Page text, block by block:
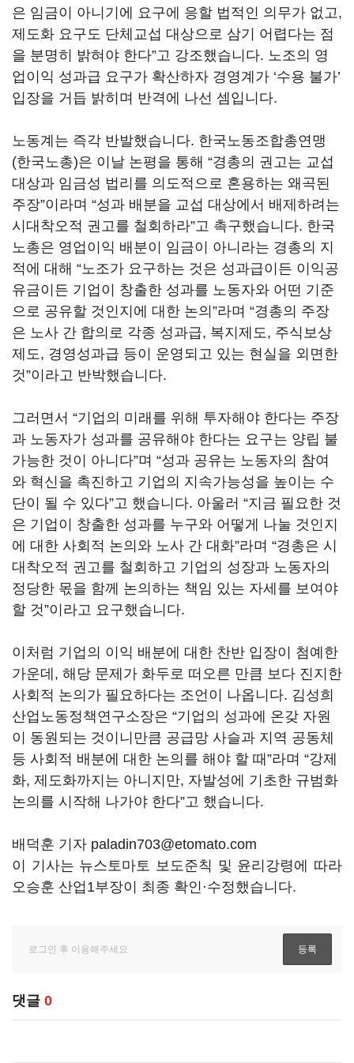
은 임금이 아니기에 요구에 응할 법적인 의무가 없고,
제도화 요구도 단체교섭 대상으로 삼기 어렵다는 점
을 분명히 밝혀야 한다”고 강조했습니다. 노조의 영
업이익 성과급 요구가 확산하자 경영계가 ‘수용 불가’
입장을 거듭 밝히며 반격에 나선 셈입니다.
노동계는 즉각 반발했습니다. 한국노동조합총연맹
(한국노총)은 이날 논평을 통해 “경총의 권고는 교섭
대상과 임금성 법리를 의도적으로 혼용하는 왜곡된
주장”이라며 “성과 배분을 교섭 대상에서 배제하려는
시대착오적 권고를 철회하라”고 촉구했습니다. 한국
노총은 영업이익 배분이 임금이 아니라는 경총의 지
적에 대해 “노조가 요구하는 것은 성과급이든 이익공
유금이든 기업이 창출한 성과를 노동자와 어떤 기준
으로 공유할 것인지에 대한 논의 ”라며 “경총의 주장
은 노사 간 합의로 각종 성과급, 복지제도, 주식보상
제도, 경영성과급 등이 운영되고 있는 현실을 외면한
것”이라고 반박했습니다.
그러면서 “기업의 미래를 위해 투자해야 한다는 주장
과 노동자가 성과를 공유해야 한다는 요구는 양립 불
가능한 것이 아니다”며 “성과 공유는 노동자의 참여
와 혁신을 촉진하고 기업의 지속가능성을 높이는 수
단이 될 수 있다”고 했습니다. 아울러 “지금 필요한 것
은 기업이 창출한 성과를 누구와 어떻게 나눌 것인지
에 대한 사회적 논의와 노사 간 대화”라며 “경총은 시
대착오적 권고를 철회하고 기업의 성장과 노동자의
정당한 몫을 함께 논의하는 책임 있는 자세를 보여야
할 것”이라고 요구했습니다.
이처럼 기업의 이익 배분에 대한 찬반 입장이 첨예한
가운데 , 해당 문제가 화두로 떠오른 만큼 보다 진지한
사회적 논의가 필요하다는 조언이 나옵니다. 김성희
산업노동정책연구소장은 “기업의 성과에 온갖 자원
이 동원되는 것이니만큼 공급망 사슬과 지역 공동체
등 사회적 배분에 대한 논의를 해야 할 때 ”라며 “강제
화, 제도화까지는 아니지만, 자발성에 기초한 규범화
논의를 시작해 나가야 한다”고 했습니다.
배덕훈 기자 paladin703@etomato.com
이 기사는 뉴스토마토 보도준칙 및 윤리강령에 따라
오승훈 산업1부장이 최종 확인·수정했습니다.
댓글 0